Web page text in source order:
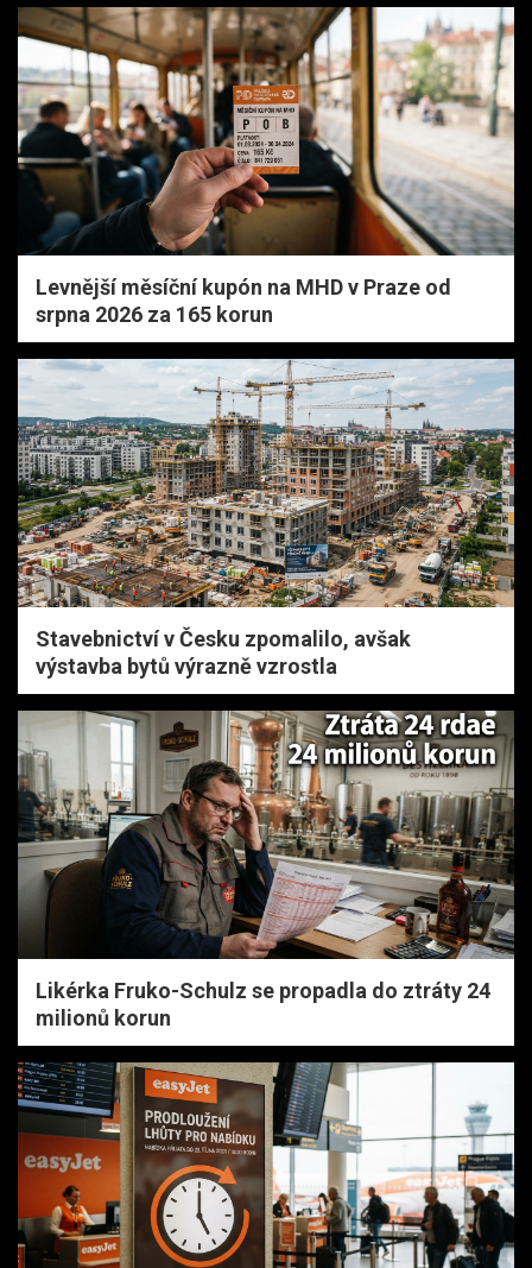
Levnější měsíční kupón na MHD v Praze od
srpna 2026 za 165 korun
Stavebnictví v Česku zpomalilo, avšak
výstavba bytů výrazně vzrostla
Likérka Fruko-Schulz se propadla do ztráty 24
milionů korun